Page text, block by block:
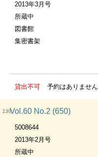
2013年3月号
所蔵中
図書館
集密書架
貸出不可 予約はありません
130Vol.60 No.2 (650)
5008644
2013年2月号
所蔵中